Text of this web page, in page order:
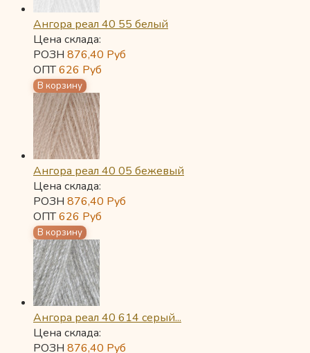
Ангора реал 40 55 белый
Цена склада:
РОЗН 876,40 Руб
ОПТ626 Руб
Ангора реал 40 05 бежевый
Цена склада:
РОЗН 876,40 Руб
ОПТ626 Руб
Ангора реал 40 614 серый...
Цена склада:
РОЗН 876,40 Руб